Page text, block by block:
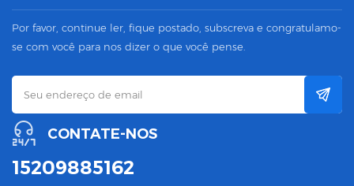
Por favor, continue ler, fique postado, subscreva e congratulamo-
se com você para nos dizer o que você pense.
CONTATE-NOS
15209885162